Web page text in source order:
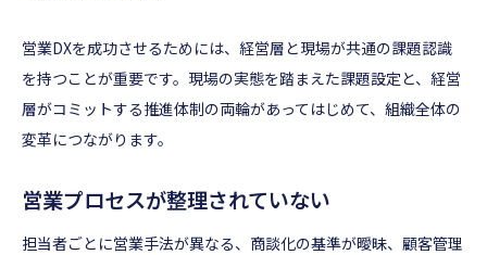
営業DXを成功させるためには、経営層と現場が共通の課題認識
を持つことが重要です。現場の実態を踏まえた課題設定と、経営
層がコミットする推進体制の両輪があってはじめて、組織全体の
変革につながります。
営業プロセスが整理されていない
担当者ごとに営業手法が異なる、商談化の基準が曖昧、顧客管理